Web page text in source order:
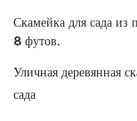
Скамейка для сада из
8 футов.
Уличная деревянная
сада